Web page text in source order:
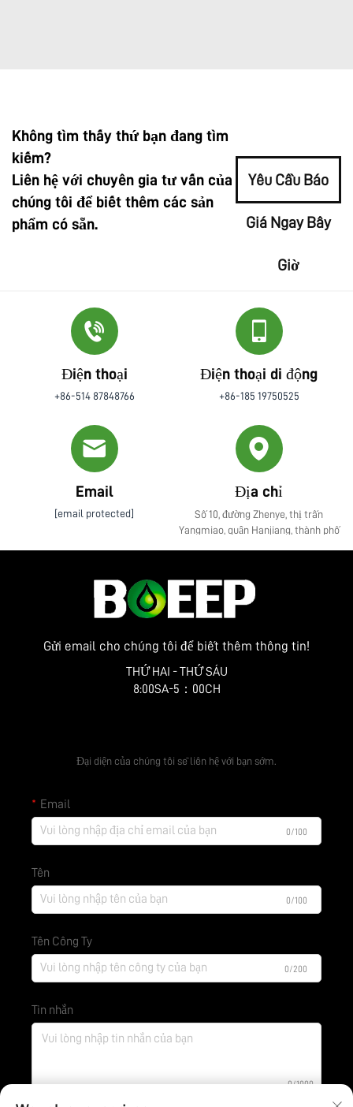
Không tìm thấy thứ bạn đang tìm
kiếm?
Liên hệ với chuyên gia tư vấn của
chúng tôi để biết thêm các sản
phẩm có sẵn.
Yêu Cầu Báo
Giá Ngay Bây
Giờ
Điện thoại
+86-514 87848766
Điện thoại di động
+86-185 19750525
Email
[email protected]
Địa chỉ
Số 10, đường Zhenye, thị trấn
Yangmiao, quận Hanjiang, thành phố
Gửi email cho chúng tôi để biết thêm thông tin!
THỨ HAI - THỨ SÁU
8:00SA-5：00CH
Đại diện của chúng tôi sẽ liên hệ với bạn sớm.
Email
0/100
Tên
0/100
Tên Công Ty
0/200
Tin nhắn
0/1000